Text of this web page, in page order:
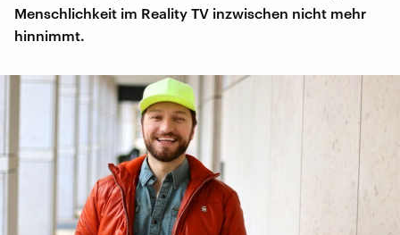
Menschlichkeit im Reality TV inzwischen nicht mehr
hinnimmt.